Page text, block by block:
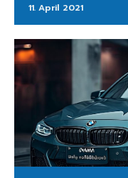
11. April 2021